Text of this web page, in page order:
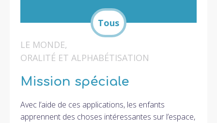
LE MONDE,
ORALITÉ ET ALPHABÉTISATION
Mission spéciale
Avec l’aide de ces applications, les enfants
apprennent des choses intéressantes sur l’espace,